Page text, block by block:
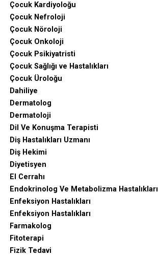
Çocuk Kardiyoloğu
Çocuk Nefroloji
Çocuk Nöroloji
Çocuk Onkoloji
Çocuk Psikiyatristi
Çocuk Sağlığı ve Hastalıkları
Çocuk Üroloğu
Dahiliye
Dermatolog
Dermatoloji
Dil Ve Konuşma Terapisti
Diş Hastalıkları Uzmanı
Diş Hekimi
Diyetisyen
El Cerrahı
Endokrinolog Ve Metabolizma Hastalıkları
Enfeksiyon Hastalıkları
Enfeksiyon Hastalıkları
Farmakolog
Fitoterapi
Fizik Tedavi